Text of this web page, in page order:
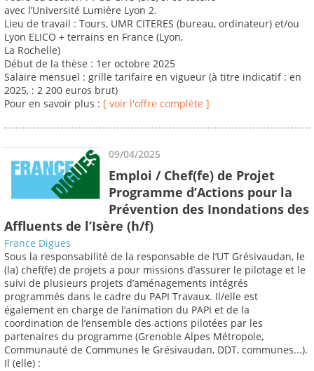
avec l’Université Lumière Lyon 2.
Lieu de travail : Tours, UMR CITERES (bureau, ordinateur) et/ou
Lyon ELICO + terrains en France (Lyon,
La Rochelle)
Début de la thèse : 1er octobre 2025
Salaire mensuel : grille tarifaire en vigueur (à titre indicatif : en
2025, : 2 200 euros brut)
Pour en savoir plus : [ voir l'offre complète ]
09/04/2025
Emploi / Chef(fe) de Projet
Programme d’Actions pour la
Prévention des Inondations des
Affluents de l’Isère (h/f)
France Digues
Sous la responsabilité de la responsable de l’UT Grésivaudan, le
(la) chef(fe) de projets a pour missions d’assurer le pilotage et le
suivi de plusieurs projets d’aménagements intégrés
programmés dans le cadre du PAPI Travaux. Il/elle est
également en charge de l’animation du PAPI et de la
coordination de l’ensemble des actions pilotées par les
partenaires du programme (Grenoble Alpes Métropole,
Communauté de Communes le Grésivaudan, DDT, communes...).
Il (elle) :